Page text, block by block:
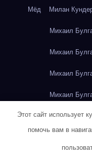
Мёд Милан
Михаил
Михаил
Михаил
Михаил
Михаил
Михаил
Михаил
Этот сайт использует
помочь вам в